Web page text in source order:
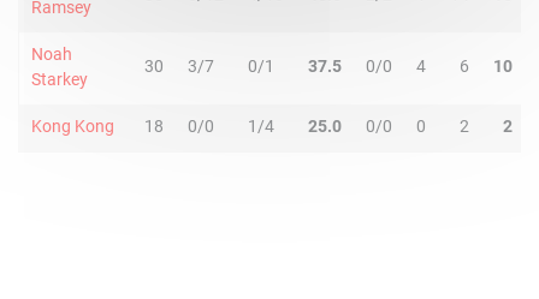
Ramsey
Noah
Starkey
30 3/7 0/1 37.5 0/0 4 6 10
Kong Kong 18 0/0 1/4 25.0 0/0 0 2 2